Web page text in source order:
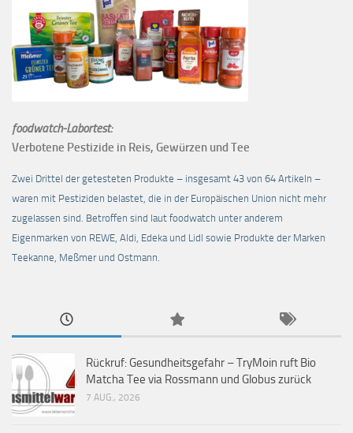
foodwatch-Labortest:
Verbotene Pestizide in Reis, Gewürzen und Tee
Zwei Drittel der getesteten Produkte – insgesamt 43 von 64 Artikeln –
waren mit Pestiziden belastet, die in der Europäischen Union nicht mehr
zugelassen sind. Betroffen sind laut foodwatch unter anderem
Eigenmarken von REWE, Aldi, Edeka und Lidl sowie Produkte der Marken
Teekanne, Meßmer und Ostmann.
Rückruf: Gesundheitsgefahr – TryMoin ruft Bio
Matcha Tee via Rossmann und Globus zurück
7 AUG., 2026